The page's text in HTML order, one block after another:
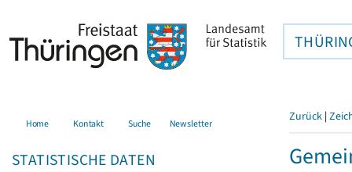
Home Kontakt Suche Newsletter
STATISTISCHE DATEN
Zurück |